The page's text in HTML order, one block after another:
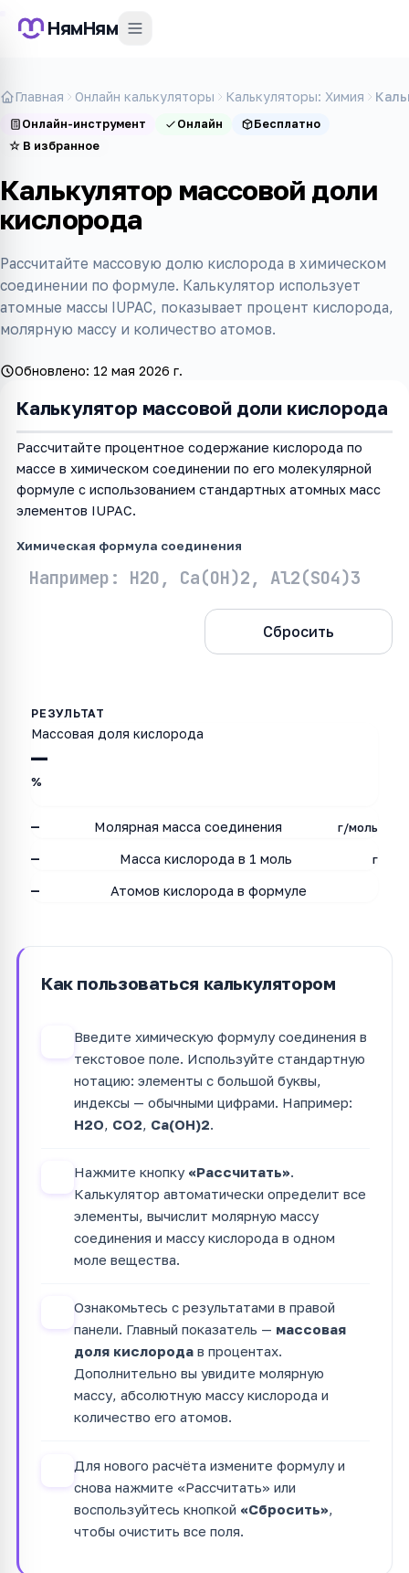
НямНям
Главная Онлайн калькуляторы Калькуляторы: Химия
Онлайн-инструмент Онлайн
Бесплатно
☆ В избранное
Калькулятор массовой доли
кислорода
Рассчитайте массовую долю кислорода в химическом
соединении по формуле. Калькулятор использует
атомные массы IUPAC, показывает процент кислорода,
молярную массу и количество атомов.
Обновлено: 12 мая 2026 г.
Калькулятор массовой доли кислорода
Рассчитайте процентное содержание кислорода по
массе в химическом соединении по его молекулярной
формуле с использованием стандартных атомных масс
элементов IUPAC.
Химическая формула соединения
Сбросить
—
Массовая доля кислорода
%
— Молярная масса соединения г/моль
— Масса кислорода в 1 моль г
— Атомов кислорода в формуле
Как пользоваться калькулятором
Введите химическую формулу соединения в
текстовое поле. Используйте стандартную
нотацию: элементы с большой буквы,
индексы — обычными цифрами. Например:
H2O, CO2, Ca(OH)2.
Нажмите кнопку «Рассчитать».
Калькулятор автоматически определит все
элементы, вычислит молярную массу
соединения и массу кислорода в одном
моле вещества.
Ознакомьтесь с результатами в правой
панели. Главный показатель — массовая
доля кислорода в процентах.
Дополнительно вы увидите молярную
массу, абсолютную массу кислорода и
количество его атомов.
Для нового расчёта измените формулу и
снова нажмите «Рассчитать» или
воспользуйтесь кнопкой «Сбросить»
чтобы очистить все поля.